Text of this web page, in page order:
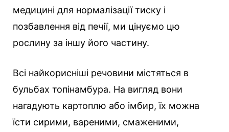
медицині для нормалізації тиску і
позбавлення від печії, ми цінуємо цю
рослину за іншу його частину.
Всі найкорисніші речовини містяться в
бульбах топінамбура. На вигляд вони
нагадують картоплю або імбир, їх можна
їсти сирими, вареними, смаженими,